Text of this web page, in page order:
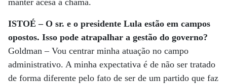
manter acesa a chama.
ISTOÉ – O sr. e o presidente Lula estão em campos
opostos. Isso pode atrapalhar a gestão do governo?
Goldman – Vou centrar minha atuação no campo
administrativo. A minha expectativa é de não ser tratado
de forma diferente pelo fato de ser de um partido que faz